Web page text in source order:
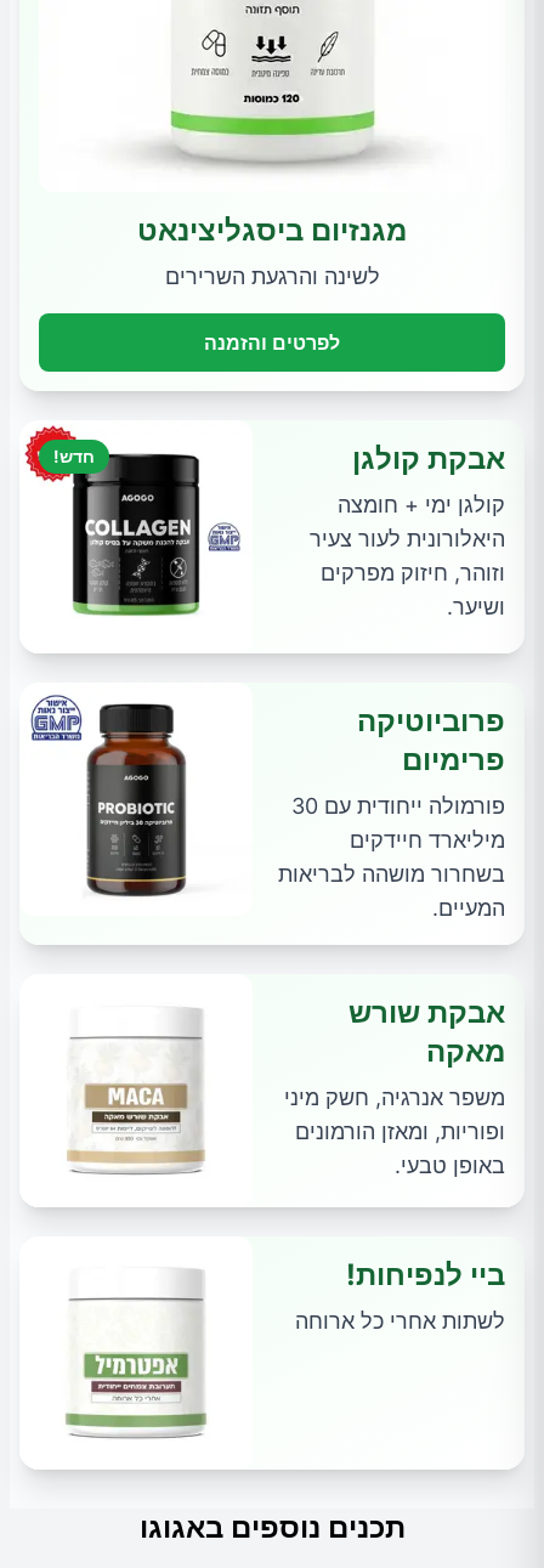
מגנזיום ביסגליצינאט
לשינה והרגעת השרירים
לפרטים והזמנה
חדש! אבקת קולגן
קולגן ימי + חומצה
היאלורונית לעור צעיר
וזוהר, חיזוק מפרקים
ושיער.
פרוביוטיקה
פרימיום
פורמולה ייחודית עם 30
מיליארד חיידקים
בשחרור מושהה לבריאות
המעיים.
אבקת שורש
מאקה
משפר אנרגיה, חשק מיני
ופוריות, ומאזן הורמונים
באופן טבעי.
ביי לנפיחות!
לשתות אחרי כל ארוחה
תכנים נוספים באגוגו